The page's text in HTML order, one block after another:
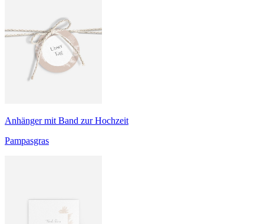
Anhänger mit Band zur Hochzeit
Pampasgras